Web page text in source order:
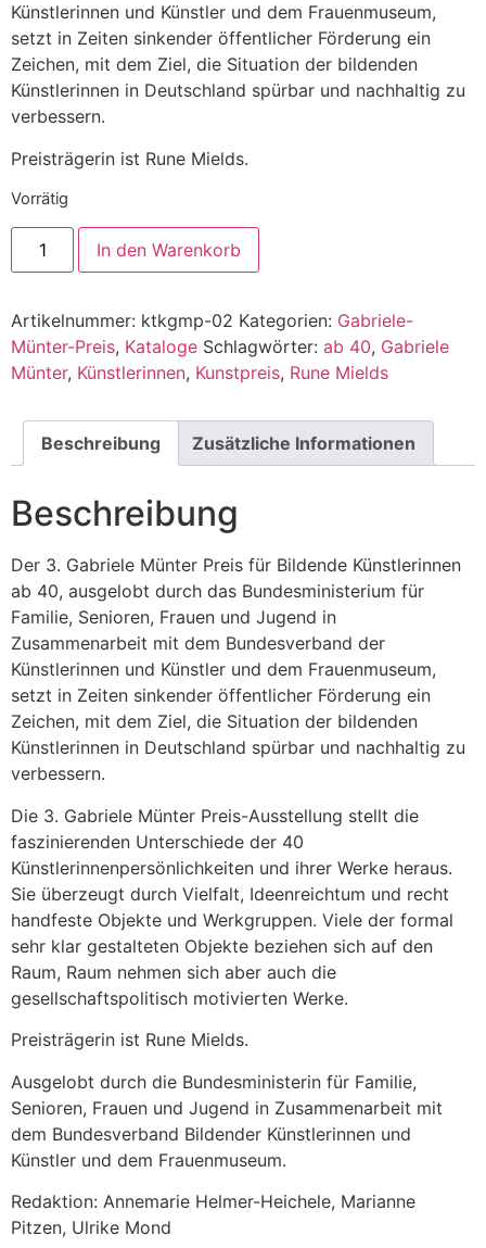
Künstlerinnen und Künstler und dem Frauenmuseum,
setzt in Zeiten sinkender öffentlicher Förderung ein
Zeichen, mit dem Ziel, die Situation der bildenden
Künstlerinnen in Deutschland spürbar und nachhaltig zu
verbessern.
Preisträgerin ist Rune Mields.
Vorrätig
In den Warenkorb
Artikelnummer: ktkgmp-02 Kategorien: Gabriele-
Münter-Preis, Kataloge Schlagwörter: ab 40, Gabriele
Münter, Künstlerinnen, Kunstpreis, Rune Mields
Beschreibung Zusätzliche Informationen
Beschreibung
Der 3. Gabriele Münter Preis für Bildende Künstlerinnen
ab 40, ausgelobt durch das Bundesministerium für
Familie, Senioren, Frauen und Jugend in
Zusammenarbeit mit dem Bundesverband der
Künstlerinnen und Künstler und dem Frauenmuseum,
setzt in Zeiten sinkender öffentlicher Förderung ein
Zeichen, mit dem Ziel, die Situation der bildenden
Künstlerinnen in Deutschland spürbar und nachhaltig zu
verbessern.
Die 3. Gabriele Münter Preis-Ausstellung stellt die
faszinierenden Unterschiede der 40
Künstlerinnenpersönlichkeiten und ihrer Werke heraus.
Sie überzeugt durch Vielfalt, Ideenreichtum und recht
handfeste Objekte und Werkgruppen. Viele der formal
sehr klar gestalteten Objekte beziehen sich auf den
Raum, Raum nehmen sich aber auch die
gesellschaftspolitisch motivierten Werke.
Preisträgerin ist Rune Mields.
Ausgelobt durch die Bundesministerin für Familie,
Senioren, Frauen und Jugend in Zusammenarbeit mit
dem Bundesverband Bildender Künstlerinnen und
Künstler und dem Frauenmuseum.
Redaktion: Annemarie Helmer-Heichele, Marianne
Pitzen, Ulrike Mond